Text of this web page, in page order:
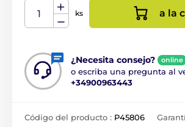
ks a la
¿Necesita consejo? online
o escriba una pregunta al
+34900963443
Código del producto : P45806